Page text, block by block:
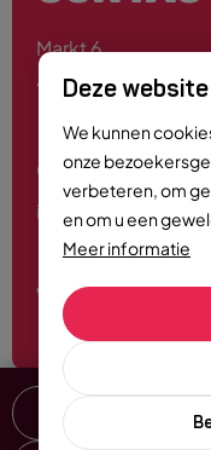
Deze
We kunnen
onze
verbeteren, om
en om u een
Meer informatie
Markt 6
4701 PE
0165 - 55 44 00
Volg ons